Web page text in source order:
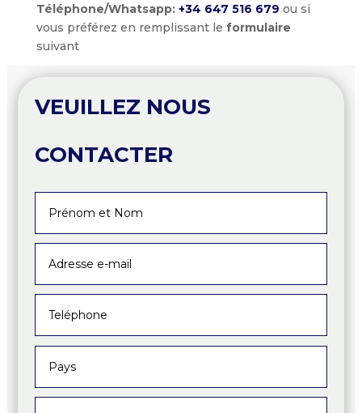
Téléphone/Whatsapp: +34 647 516 679 ou si
vous préférez en remplissant le formulaire
suivant
VEUILLEZ NOUS
CONTACTER